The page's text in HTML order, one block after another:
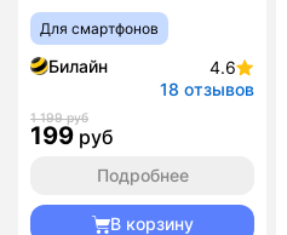
Для смартфонов
Билайн
4.6
18 отзывов
1 199 руб
199 руб
Подробнее
В корзину